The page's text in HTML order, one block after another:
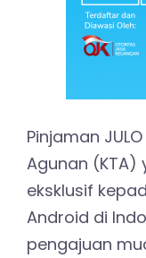
Pinjaman
Agunan
eksklusif
Android di
pengajuan